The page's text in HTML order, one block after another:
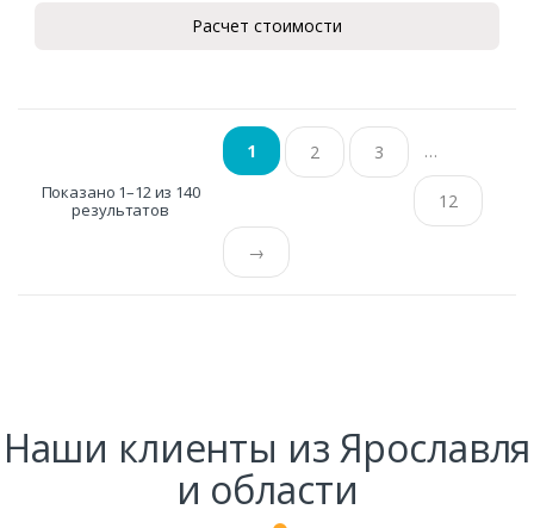
Расчет стоимости
Показано 1–12 из 140
результатов
1 2 3 …
12
→
Наши клиенты из Ярославля
и области